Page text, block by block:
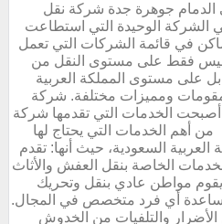
جوهرة جدة شركة نقل
الوحيدة التي استطاعت
في قائمة الشركات التي تعمل
فقط على مستوى النقل من
على مستوى المملكة العربية
مقومات ومميزات مختلفة. شركة
الخدمات التي تقدمها شركة
أهم الخدمات التي يحتاج لها
السعودية، حيث أنها: تقدم
الخاصة بنقل العفش والأثاث
مواطن عادي بنقل وتحريك
أي فرد متخصص في المجال.
والتلفيات من الخدوش